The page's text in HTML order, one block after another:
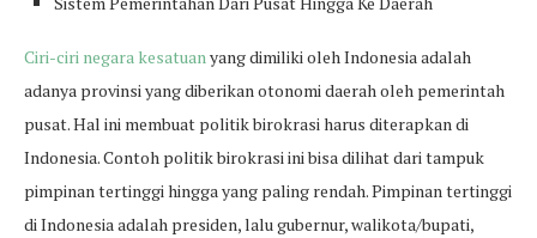
Ciri-ciri negara kesatuanyang dimiliki oleh Indonesia adalah
adanya provinsi yang diberikan otonomi daerah oleh pemerintah
pusat. Hal ini membuat politik birokrasi harus diterapkan di
Indonesia. Contoh politik birokrasi ini bisa dilihat dari tampuk
pimpinan tertinggi hingga yang paling rendah. Pimpinan tertinggi
di Indonesia adalah presiden, lalu gubernur, walikota/bupati,